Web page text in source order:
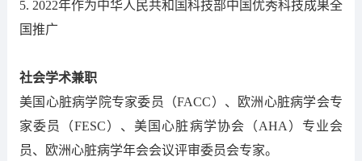
5. 2022年作为中华人民共和国科技部中国优秀科技成果全
国推广
社会学术兼职
美国心脏病学院专家委员（FACC）、欧洲心脏病学会专
家委员（FESC）、美国心脏病学协会（AHA）专业会
员、欧洲心脏病学年会会议评审委员会专家。